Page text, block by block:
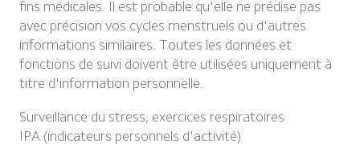
fins médicales. Il est probable qu'elle ne prédise pas
avec précision vos cycles menstruels ou d'autres
informations similaires. Toutes les données et
fonctions de suivi doivent être utilisées uniquement à
titre d'information personnelle.
Surveillance du stress, exercices respiratoires
IPA (indicateurs personnels d'activité)